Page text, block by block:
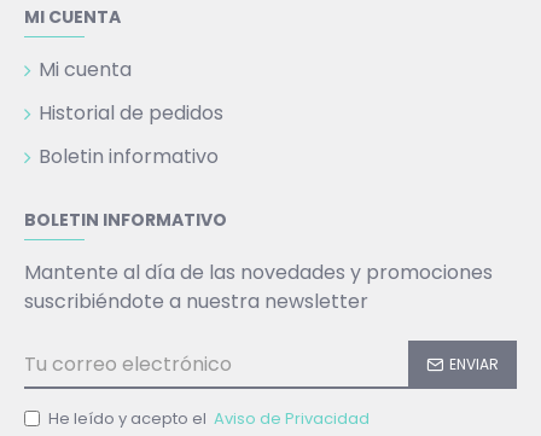
MI CUENTA
Mi cuenta
Historial de pedidos
Boletin informativo
BOLETIN INFORMATIVO
Mantente al día de las novedades y promociones
suscribiéndote a nuestra newsletter
ENVIAR
He leído y acepto el Aviso de Privacidad